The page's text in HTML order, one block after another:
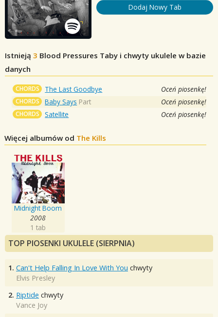
Dodaj Nowy Tab
Istnieją 3 Blood Pressures Taby i chwyty ukulele w bazie
danych
CHORDS The Last Goodbye Oceń piosenkę!
CHORDS Baby Says Part Oceń piosenkę!
CHORDS Satellite Oceń piosenkę!
Więcej albumów od The Kills
Midnight Boom
2008
1 tab
TOP PIOSENKI UKULELE (SIERPNIA)
1. Can't Help Falling In Love With You chwyty
Elvis Presley
2. Riptide chwyty
Vance Joy